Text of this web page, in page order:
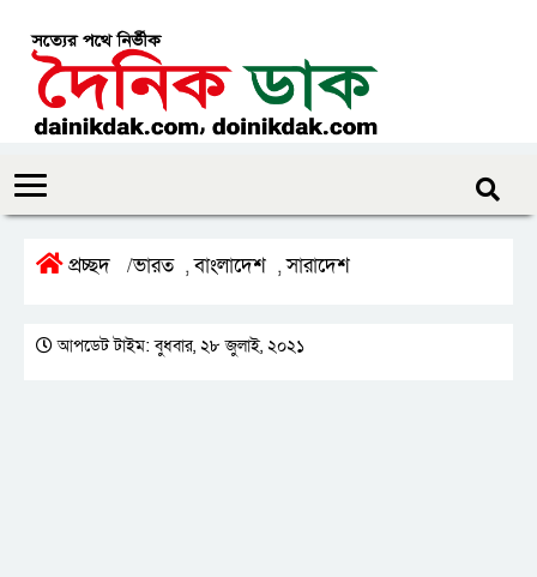
প্রচ্ছদ /ভারত ,বাংলাদেশ ,সারাদেশ
আপডেট টাইম: বুধবার, ২৮ জুলাই, ২০২১